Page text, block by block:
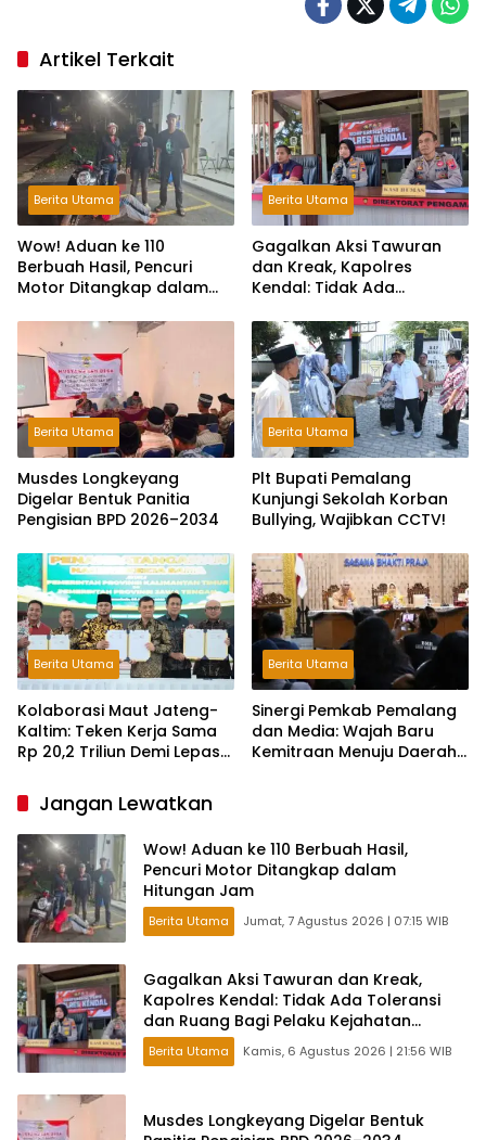
Artikel Terkait
Berita Utama
Wow! Aduan ke 110
Berbuah Hasil, Pencuri
Motor Ditangkap dalam
Berita Utama
Gagalkan Aksi Tawuran
dan Kreak, Kapolres
Kendal: Tidak Ada
Pelaku Kejahatan Jalanan
Berita Utama
Musdes Longkeyang
Digelar Bentuk Panitia
Pengisian BPD 2026–2034
Berita Utama
Plt Bupati Pemalang
Kunjungi Sekolah Korban
Bullying, Wajibkan CCTV!
Berita Utama
Kolaborasi Maut Jateng-
Kaltim: Teken Kerja Sama
Rp 20,2 Triliun Demi Lepas
Berita Utama
Sinergi Pemkab Pemalang
dan Media: Wajah Baru
Kemitraan Menuju Daerah
Jangan Lewatkan
Wow! Aduan ke 110 Berbuah Hasil,
Pencuri Motor Ditangkap dalam
Hitungan Jam
Berita Utama Jumat, 7 Agustus 2026 | 07:15 WIB
Gagalkan Aksi Tawuran dan Kreak,
Kapolres Kendal: Tidak Ada Toleransi
dan Ruang Bagi Pelaku Kejahatan
Jalanan
Berita Utama Kamis, 6 Agustus 2026 | 21:56 WIB
Musdes Longkeyang Digelar Bentuk